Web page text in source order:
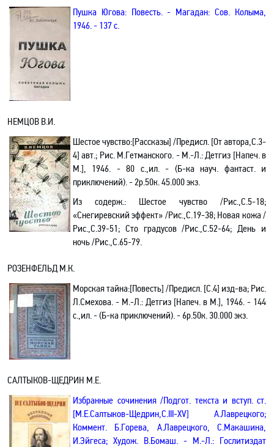
Пушка Югова: Повесть. - Магадан: Сов. Колыма,
1946. - 137 с.
НЕМЦОВ В.И.
Шестое чувство:[Рассказы] /Предисл. [От автора,С.3-
4] авт.; Рис. М.Гетманского. - М.-Л.: Детгиз [Напеч. в
М.], 1946. - 80 с.,ил. - (Б-ка науч. фантаст. и
приключений). - 2р.50к. 45.000 экз.
Из содерж.: Шестое чувство /Рис.,С.5-18;
«Снегиревский эффект» /Рис.,С.19-38; Новая кожа /
Рис.,С.39-51; Сто градусов /Рис.,С.52-64; День и
ночь /Рис.,С.65-79.
РОЗЕНФЕЛЬД М.К.
Морская тайна:[Повесть] /Предисл. [С.4] изд-ва; Рис.
Л.Смехова. - М.-Л.: Детгиз [Напеч. в М.], 1946. - 144
с.,ил. - (Б-ка приключений). - 6р.50к. 30.000 экз.
САЛТЫКОВ-ЩЕДРИН М.Е.
Избранные сочинения /Подгот. текста и вступ. ст.
[М.Е.Салтыков-Щедрин,С.III-XV] А.Лаврецкого;
Коммент. Б.Горева, А.Лаврецкого, С.Макашина,
И.Эйгеса; Худож. В.Бомаш. - М.-Л.: Гослитиздат